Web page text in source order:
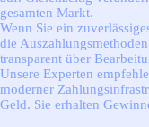
gesamten Markt.
Wenn Sie ein
die
transparent über
Unsere Experten
moderner
Geld. Sie erhalten